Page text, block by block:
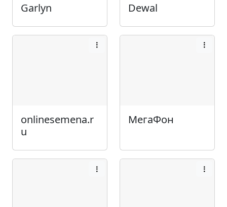
Garlyn Dewal
onlinesemena.r
u
МегаФон